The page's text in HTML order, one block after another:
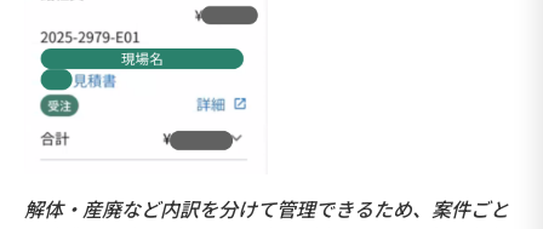
解体・産廃など内訳を分けて管理できるため、案件ごと